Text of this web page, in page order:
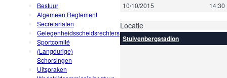
Bestuur
Algemeen Reglement
Secretariaten
Gelegenheidsscheidsrechters
Sportcomité
(Langdurige)
Schorsingen
Uitspraken
10/10/2015 14:30
Locatie
Stuivenbergstadion